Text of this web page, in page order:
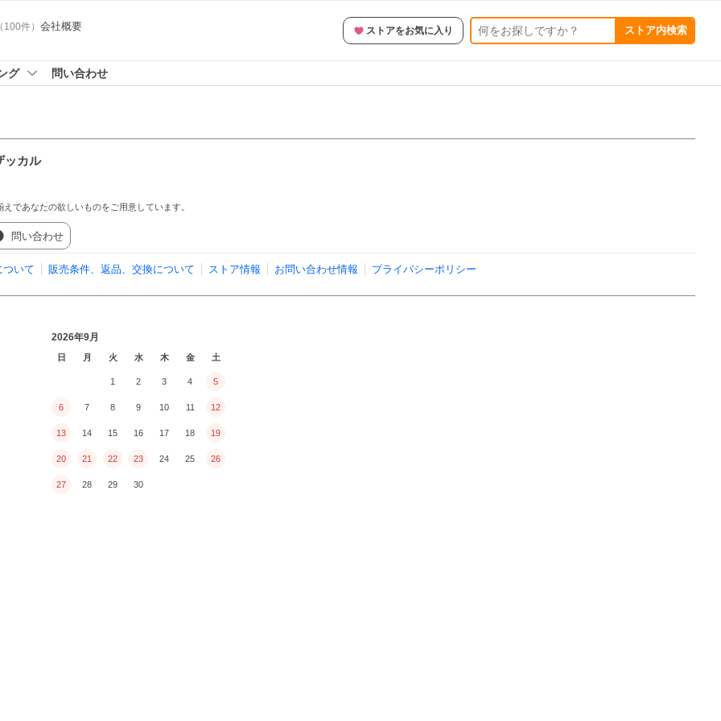
100件） 会社概要 ストアをお気に入り ストア内検索
グ 問い合わせ
ッカル
であなたの欲しいものをご用意しています。
問い合わせ
ついて 販売条件、返品、交換について ストア情報 お問い合わせ情報 プライバシーポリシー
2026年9月
日 月 火 水 木 金 土
1 2 3 4 5
6 7 8 9 10 11 12
13 14 15 16 17 18 19
20 21 22 23 24 25 26
27 28 29 30